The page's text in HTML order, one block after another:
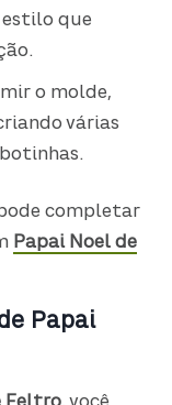
estilo que
o molde,
várias
completar
Papai Noel de
Papai